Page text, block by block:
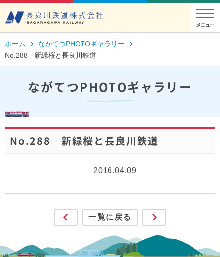
ホーム
ながてつPHOTOギャラリー
No.288 新緑桜と長良川鉄道
ながてつPHOTOギャラリー
No.288 新緑桜と長良川鉄道
2016.04.09
一覧に戻る